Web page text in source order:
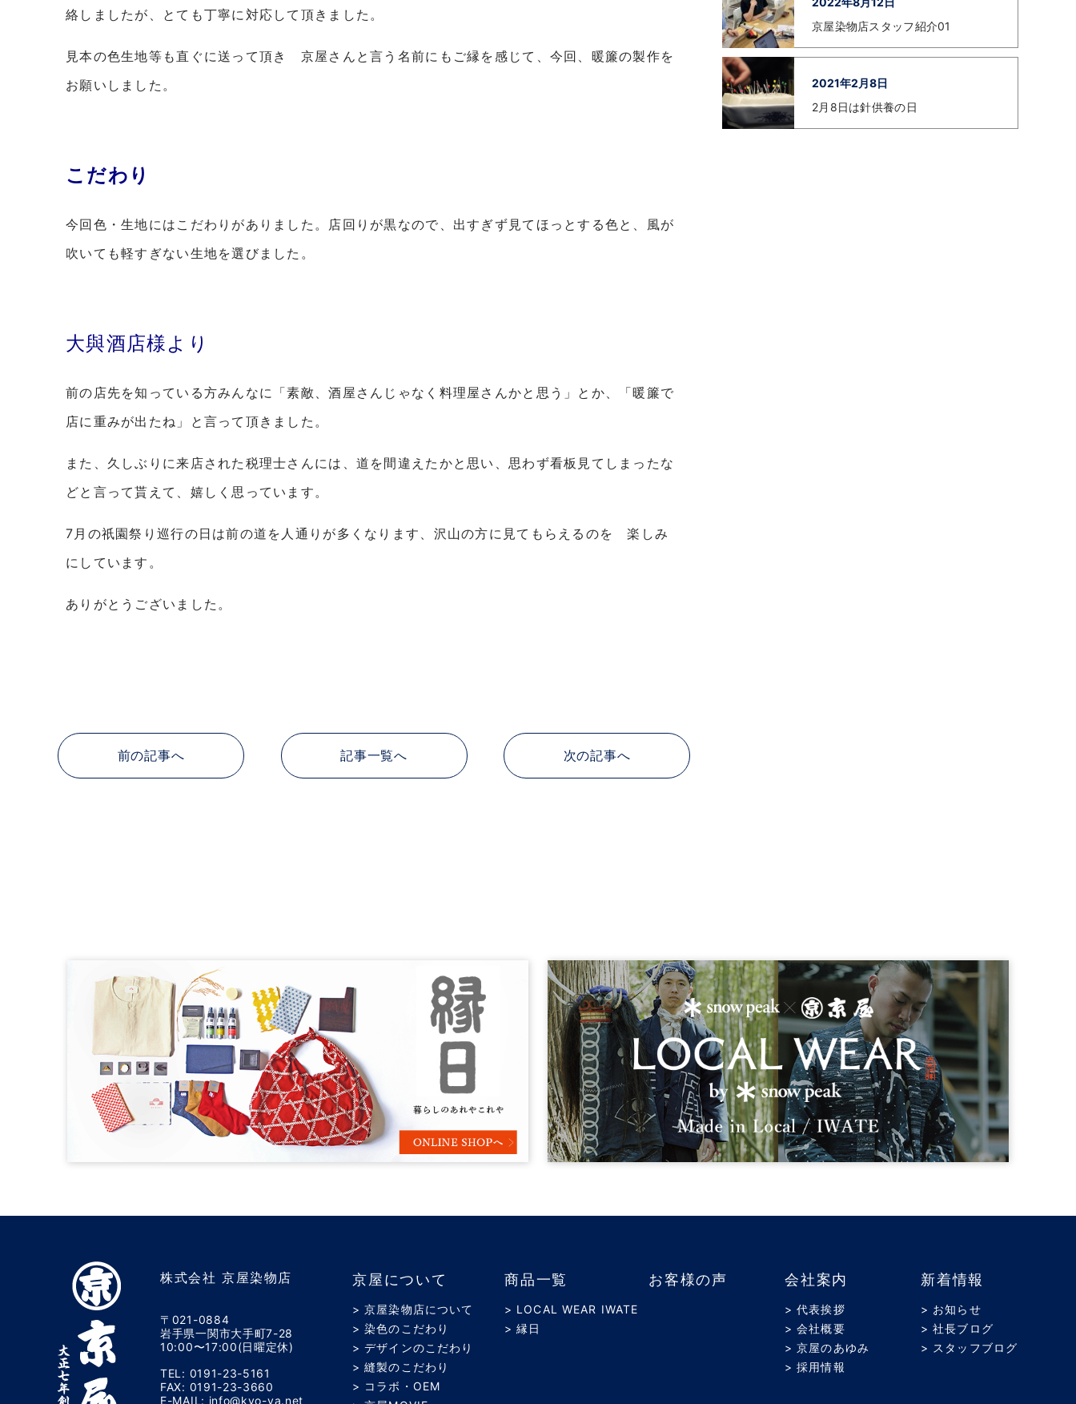
絡しましたが、とても丁寧に対応して頂きました。
見本の色生地等も直ぐに送って頂き 京屋さんと言う名前にもご縁を感じて、今回、暖簾の製作を
お願いしました。
こだわり
今回色・生地にはこだわりがありました。店回りが黒なので、出すぎず見てほっとする色と、風が
吹いても軽すぎない生地を選びました。
大與酒店様より
前の店先を知っている方みんなに「素敵、酒屋さんじゃなく料理屋さんかと思う」とか、「暖簾で
店に重みが出たね」と言って頂きました。
また、久しぶりに来店された税理士さんには、道を間違えたかと思い、思わず看板見てしまったな
どと言って貰えて、嬉しく思っています。
7月の祇園祭り巡行の日は前の道を人通りが多くなります、沢山の方に見てもらえるのを 楽しみ
にしています。
ありがとうございました。
前の記事へ 記事一覧へ 次の記事へ
京屋染物店スタッフ紹介01
2021年2月8日
2月8日は針供養の日
株式会社 京屋染物店
〒021-0884
岩手県一関市大手町7-28
10:00〜17:00(日曜定休)
TEL: 0191-23-5161
FAX: 0191-23-3660
E-MAIL: info@kyo-ya.net
京屋について
> 京屋染物店について
> 染色のこだわり
> デザインのこだわり
> 縫製のこだわり
> コラボ・OEM
商品一覧
> LOCAL WEAR IWATE
> 縁日
お客様の声 会社案内
> 代表挨拶
> 会社概要
> 京屋のあゆみ
> 採用情報
新着情報
> お知らせ
> 社長ブログ
> スタッフブログ